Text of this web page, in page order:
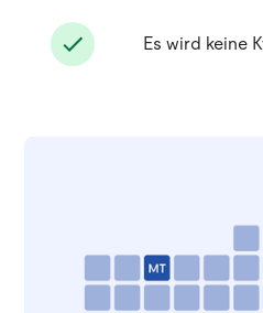
Es wird keine